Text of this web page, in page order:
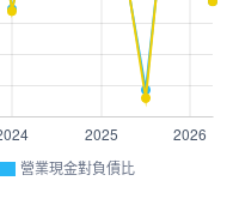
營業現金對負債比